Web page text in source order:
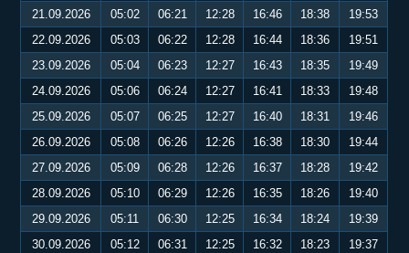
21.09.2026
05:02 06:21 12:28 16:46 18:38
19:53
22.09.2026
05:03 06:22 12:28 16:44 18:36
19:51
23.09.2026
05:04 06:23 12:27 16:43 18:35
19:49
24.09.2026
05:06 06:24 12:27 16:41 18:33
19:48
25.09.2026
05:07 06:25 12:27 16:40 18:31
19:46
26.09.2026
05:08 06:26 12:26 16:38 18:30
19:44
27.09.2026
05:09 06:28 12:26 16:37 18:28
19:42
28.09.2026
05:10 06:29 12:26 16:35 18:26
19:40
29.09.2026
05:11 06:30 12:25 16:34 18:24
19:39
30.09.2026
05:12 06:31 12:25 16:32 18:23
19:37